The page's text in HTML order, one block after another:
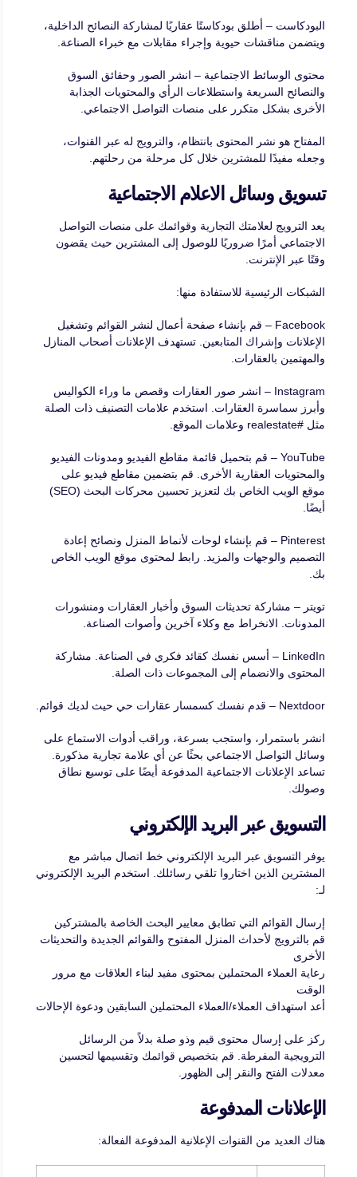
البودكاست – أطلق بودكاستًا عقاريًا لمشاركة النصائح الداخلية،
ويتضمن مناقشات حيوية وإجراء مقابلات مع خبراء الصناعة.
محتوى الوسائط الاجتماعية – انشر الصور وحقائق السوق
والنصائح السريعة واستطلاعات الرأي والمحتويات الجذابة
الأخرى بشكل متكرر على منصات التواصل الاجتماعي.
المفتاح هو نشر المحتوى بانتظام، والترويج له عبر القنوات،
وجعله مفيدًا للمشترين خلال كل مرحلة من رحلتهم.
تسويق وسائل الاعلام الاجتماعية
يعد الترويج لعلامتك التجارية وقوائمك على منصات التواصل
الاجتماعي أمرًا ضروريًا للوصول إلى المشترين حيث يقضون
وقتًا عبر الإنترنت.
الشبكات الرئيسية للاستفادة منها:
Facebook – قم بإنشاء صفحة أعمال لنشر القوائم وتشغيل
الإعلانات وإشراك المتابعين. تستهدف الإعلانات أصحاب المنازل
والمهتمين بالعقارات.
Instagram – انشر صور العقارات وقصص ما وراء الكواليس
وأبرز سماسرة العقارات. استخدم علامات التصنيف ذات الصلة
مثل #realestate وعلامات الموقع.
YouTube – قم بتحميل قائمة مقاطع الفيديو ومدونات الفيديو
والمحتويات العقارية الأخرى. قم بتضمين مقاطع فيديو على
موقع الويب الخاص بك لتعزيز تحسين محركات البحث (SEO)
أيضًا.
Pinterest – قم بإنشاء لوحات لأنماط المنزل ونصائح إعادة
التصميم والوجهات والمزيد. رابط لمحتوى موقع الويب الخاص
بك.
تويتر – مشاركة تحديثات السوق وأخبار العقارات ومنشورات
المدونات. الانخراط مع وكلاء آخرين وأصوات الصناعة.
LinkedIn – أسس نفسك كقائد فكري في الصناعة. مشاركة
المحتوى والانضمام إلى المجموعات ذات الصلة.
Nextdoor – قدم نفسك كسمسار عقارات حي حيث لديك قوائم.
انشر باستمرار، واستجب بسرعة، وراقب أدوات الاستماع على
وسائل التواصل الاجتماعي بحثًا عن أي علامة تجارية مذكورة.
تساعد الإعلانات الاجتماعية المدفوعة أيضًا على توسيع نطاق
وصولك.
التسويق عبر البريد الإلكتروني
يوفر التسويق عبر البريد الإلكتروني خط اتصال مباشر مع
المشترين الذين اختاروا تلقي رسائلك. استخدم البريد الإلكتروني
لـ:
إرسال القوائم التي تطابق معايير البحث الخاصة بالمشتركين
قم بالترويج لأحداث المنزل المفتوح والقوائم الجديدة والتحديثات
الأخرى
رعاية العملاء المحتملين بمحتوى مفيد لبناء العلاقات مع مرور
الوقت
أعد استهداف العملاء/العملاء المحتملين السابقين ودعوة الإحالات
ركز على إرسال محتوى قيم وذو صلة بدلاً من الرسائل
الترويجية المفرطة. قم بتخصيص قوائمك وتقسيمها لتحسين
معدلات الفتح والنقر إلى الظهور.
الإعلانات المدفوعة
هناك العديد من القنوات الإعلانية المدفوعة الفعالة: